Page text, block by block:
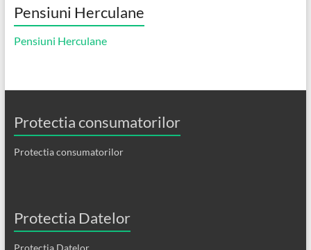
Pensiuni Herculane
Pensiuni Herculane
Protectia consumatorilor
Protectia consumatorilor
Protectia Datelor